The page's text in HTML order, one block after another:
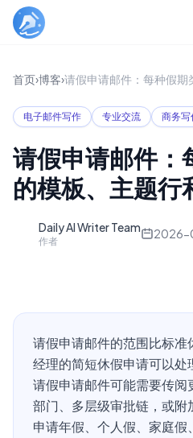
首页›博客›请假申请邮件：每种假
电子邮件写作 专业交流 商务写
请假申请邮件：
的模板、主题行
Daily AI Writer Team
作者
2026-
请假申请邮件的范围比标准
经理的简短休假申请可以处
请假申请邮件可能需要传
部门、多层级审批链，或附
申请年假、个人假、家庭假